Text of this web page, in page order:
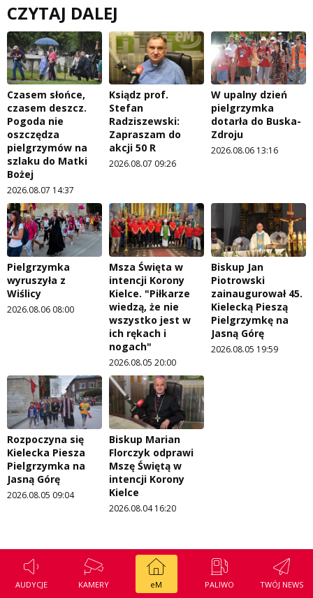
AUDYCJE KAMERY eM PALIWO TWÓJ NEWS
CZYTAJ DALEJ
Czasem słońce,
czasem deszcz.
Pogoda nie
oszczędza
pielgrzymów na
szlaku do Matki
Bożej
2026.08.07 14:37
Ksiądz prof.
Stefan
Radziszewski:
Zapraszam do
akcji 50 R
2026.08.07 09:26
W upalny dzień
pielgrzymka
dotarła do Buska-
Zdroju
2026.08.06 13:16
Pielgrzymka
wyruszyła z
Wiślicy
2026.08.06 08:00
Msza Święta w
intencji Korony
Kielce. "Piłkarze
wiedzą, że nie
wszystko jest w
ich rękach i
nogach"
2026.08.05 20:00
Biskup Jan
Piotrowski
zainaugurował 45.
Kielecką Pieszą
Pielgrzymkę na
Jasną Górę
2026.08.05 19:59
Rozpoczyna się
Kielecka Piesza
Pielgrzymka na
Jasną Górę
2026.08.05 09:04
Biskup Marian
Florczyk odprawi
Mszę Świętą w
intencji Korony
Kielce
2026.08.04 16:20